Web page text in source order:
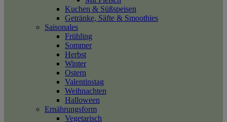
Kuchen & Süßspeisen
Getränke, Säfte & Smoothies
Saisonales
Frühling
Sommer
Herbst
Winter
Ostern
Valentinstag
Weihnachten
Halloween
Ernährungsform
Vegetarisch